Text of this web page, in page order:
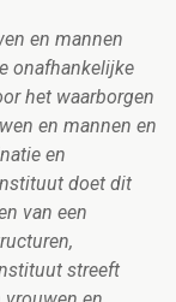
en mannen
onafhankelijke
het waarborgen
en mannen en
en
doet dit
van een
streeft